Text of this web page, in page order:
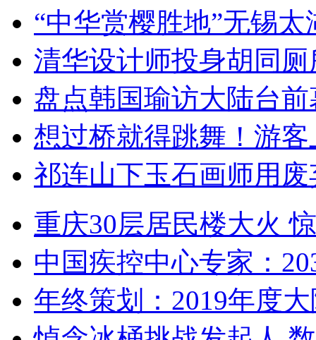
“中华赏樱胜地”无锡
清华设计师投身胡同
盘点韩国瑜访大陆台
想过桥就得跳舞！游客
祁连山下玉石画师用
重庆30层居民楼大火
中国疾控中心专家：
年终策划：2019年度